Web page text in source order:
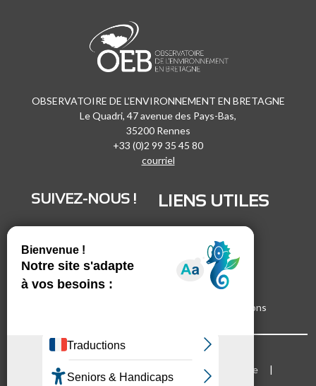
OBSERVATOIRE DE L'ENVIRONNEMENT EN BRETAGNE
Le Quadri, 47 avenue des Pays-Bas,
35200 Rennes
+33 (0)2 99 35 45 80
courriel
SUIVEZ-NOUS !
Vimeo
Facebook
LIENS UTILES
Marchés publics
Espace presse
Inscrivez-vous à nos lettres d'informations
Mentions légales Plan du site